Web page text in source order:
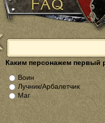
Каким персонажем первый
Воин
Лучник/Арбалетчик
Маг